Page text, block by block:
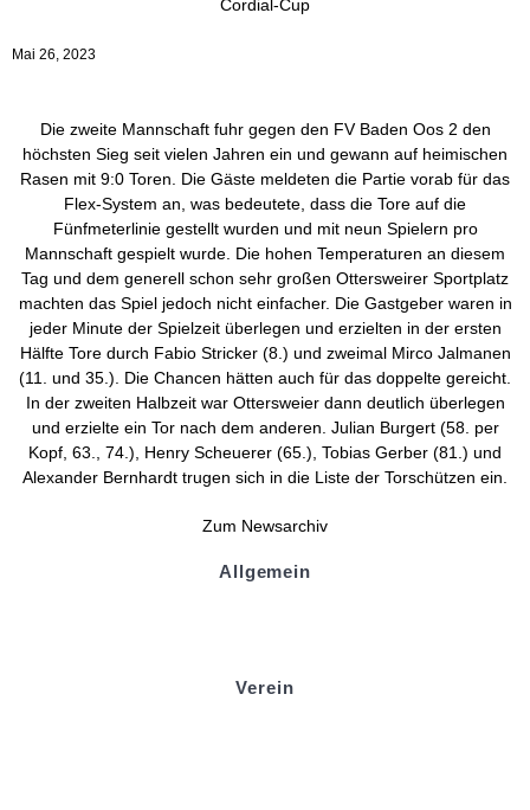
Cordial-Cup
Mai 26, 2023
Die zweite Mannschaft fuhr gegen den FV Baden Oos 2 den
höchsten Sieg seit vielen Jahren ein und gewann auf heimischen
Rasen mit 9:0 Toren. Die Gäste meldeten die Partie vorab für das
Flex-System an, was bedeutete, dass die Tore auf die
Fünfmeterliniegestellt wurden und mit neun Spielern pro
Mannschaft gespielt wurde. Die hohen Temperaturen an diesem
Tag und dem generell schon sehr großen Ottersweirer Sportplatz
machten das Spiel jedoch nicht einfacher. Die Gastgeber waren in
jeder Minute der Spielzeit überlegen und erzielten in der ersten
Hälfte Tore durch FabioStricker (8.) und zweimal Mirco Jalmanen
(11. und 35.). Die Chancen hätten auch für das doppelte gereicht.
In der zweiten Halbzeit war Ottersweier dann deutlich überlegen
und erzielte ein Tor nach dem anderen. Julian Burgert(58. per
Kopf, 63., 74.), Henry Scheuerer (65.), Tobias Gerber (81.) und
Alexander Bernhardt trugen sich in die Liste der Torschützen ein.
Zum Newsarchiv
Allgemein
Verein